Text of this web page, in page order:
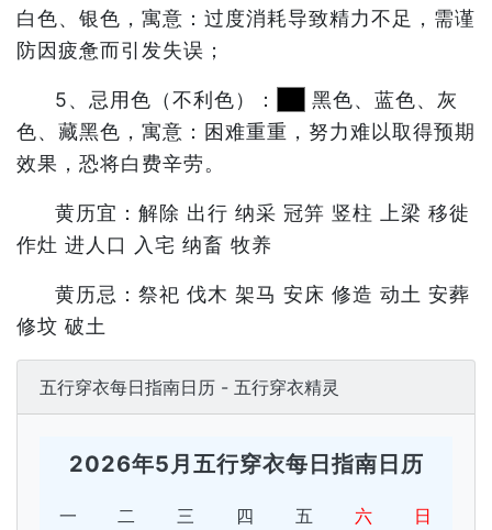
白色、银色，寓意：过度消耗导致精力不足，需谨
防因疲惫而引发失误；
5、忌用色（不利色）：
黑色、蓝色、灰
色、藏黑色，寓意：困难重重，努力难以取得预期
效果，恐将白费辛劳。
黄历宜：解除 出行 纳采 冠笄 竖柱 上梁 移徙
作灶 进人口 入宅 纳畜 牧养
黄历忌：祭祀 伐木 架马 安床 修造 动土 安葬
修坟 破土
五行穿衣每日指南日历 - 五行穿衣精灵
2026年5月五行穿衣每日指南日历
一 二 三 四 五 六 日